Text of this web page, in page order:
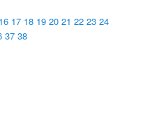
16 17 18 19 20 21 22 23 24
37 38